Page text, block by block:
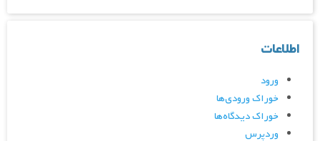
اطلاعات
ورود
خوراک ورودی‌ها
خوراک دیدگاه‌ها
وردپرس